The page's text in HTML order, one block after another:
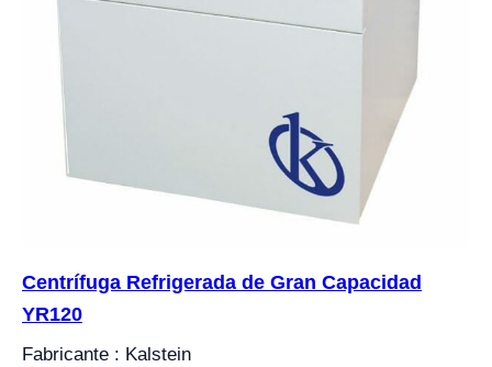
Centrífuga Refrigerada de Gran Capacidad
YR120
Fabricante : Kalstein